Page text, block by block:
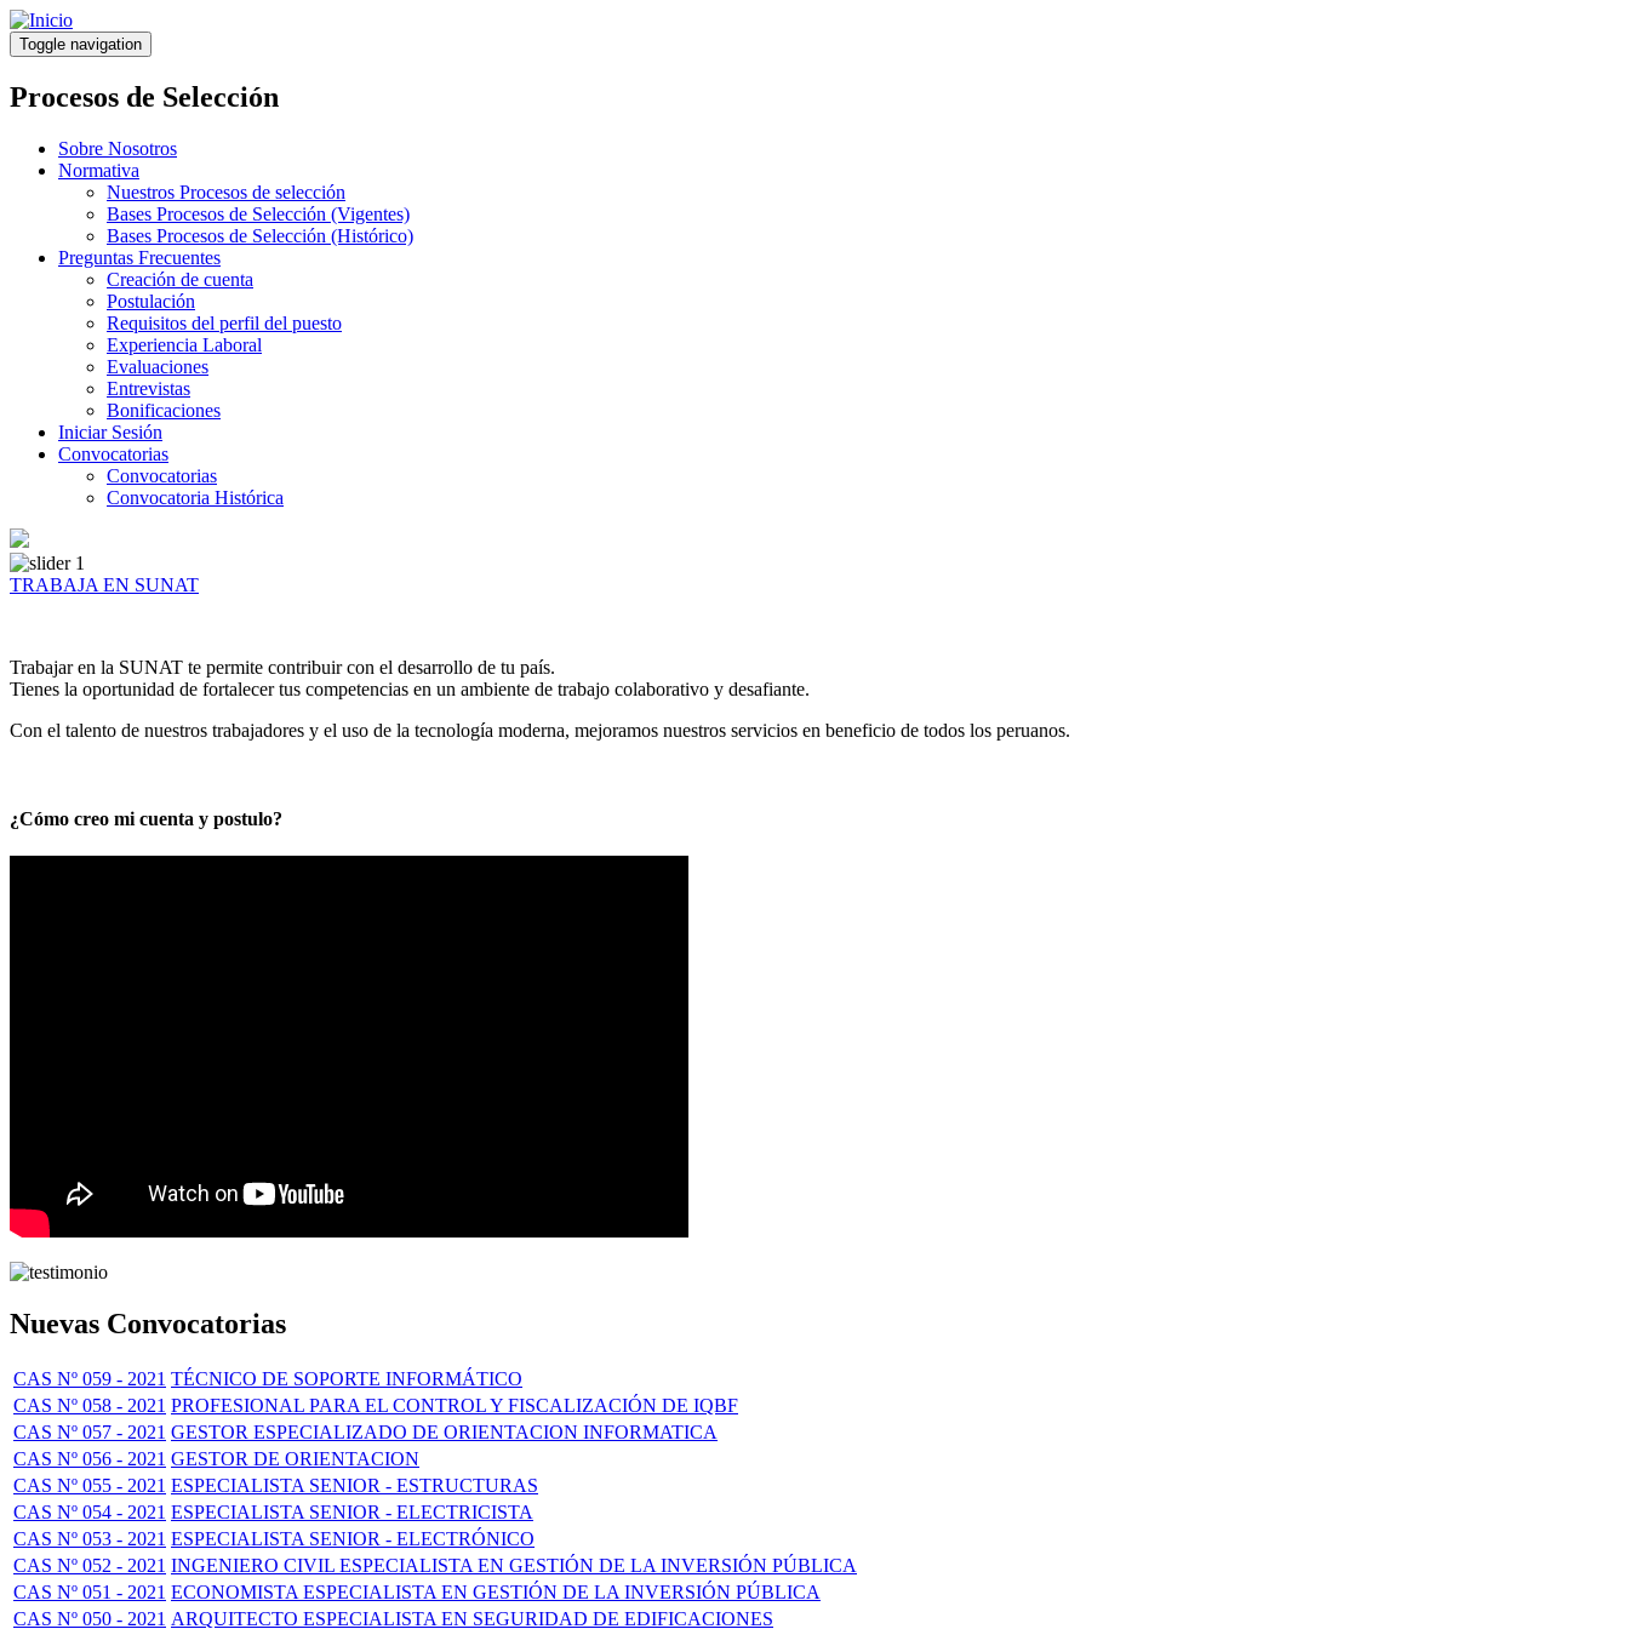
Pasar
al
contenido
principal
Toggle navigation
Procesos de Selección
Sobre Nosotros
Normativa
Nuestros Procesos de selección
Bases Procesos de Selección (Vigentes)
Bases Procesos de Selección (Histórico)
Preguntas Frecuentes
Creación de cuenta
Postulación
Requisitos del perfil del puesto
Experiencia Laboral
Evaluaciones
Entrevistas
Bonificaciones
Iniciar Sesión
Convocatorias
Convocatorias
Convocatoria Histórica
TRABAJA EN SUNAT
Trabajar en la SUNAT te permite contribuir con el desarrollo de tu país.
Tienes la oportunidad de fortalecer tus competencias en un ambiente de trabajo colaborativo y desafiante.
Con el talento de nuestros trabajadores y el uso de la tecnología moderna, mejoramos nuestros servicios en beneficio de todos los peruanos.
¿Cómo creo mi cuenta y postulo?
Nuevas Convocatorias
CAS Nº 059 - 2021 TÉCNICO DE SOPORTE INFORMÁTICO
CAS Nº 058 - 2021 PROFESIONAL PARA EL CONTROL Y FISCALIZACIÓN DE IQBF
CAS Nº 057 - 2021 GESTOR ESPECIALIZADO DE ORIENTACION INFORMATICA
CAS Nº 056 - 2021 GESTOR DE ORIENTACION
CAS Nº 055 - 2021 ESPECIALISTA SENIOR - ESTRUCTURAS
CAS Nº 054 - 2021 ESPECIALISTA SENIOR - ELECTRICISTA
CAS Nº 053 - 2021 ESPECIALISTA SENIOR - ELECTRÓNICO
CAS Nº 052 - 2021 INGENIERO CIVIL ESPECIALISTA EN GESTIÓN DE LA INVERSIÓN PÚBLICA
CAS Nº 051 - 2021 ECONOMISTA ESPECIALISTA EN GESTIÓN DE LA INVERSIÓN PÚBLICA
CAS Nº 050 - 2021 ARQUITECTO ESPECIALISTA EN SEGURIDAD DE EDIFICACIONES